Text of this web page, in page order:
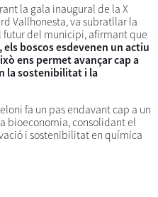
la gala inaugural de la X
Vallhonesta, va subratllar la
futur del municipi, afirmant que
els boscos esdevenen un actiu
ens permet avançar cap a
la sostenibilitat i la
fa un pas endavant cap a un
bioeconomia, consolidant el
i sostenibilitat en química